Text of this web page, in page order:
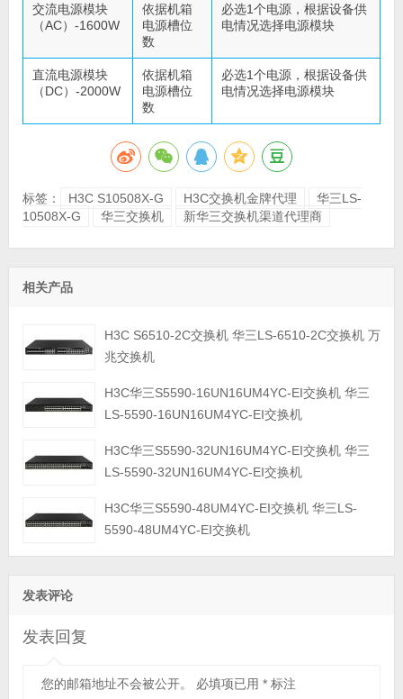
交流电源模块
（AC）-1600W
依据机箱
电源槽位
数
必选1个电源，根据设备供
电情况选择电源模块
直流电源模块
（DC）-2000W
依据机箱
电源槽位
数
必选1个电源，根据设备供
电情况选择电源模块
标签： H3C S10508X-G H3C交换机金牌代理
华三LS-
10508X-G
华三交换机 新华三交换机渠道代理商
相关产品
H3C S6510-2C交换机 华三LS-6510-2C交换机 万
兆交换机
H3C华三S5590-16UN16UM4YC-EI交换机 华三
LS-5590-16UN16UM4YC-EI交换机
H3C华三S5590-32UN16UM4YC-EI交换机 华三
LS-5590-32UN16UM4YC-EI交换机
H3C华三S5590-48UM4YC-EI交换机 华三LS-
5590-48UM4YC-EI交换机
发表评论
发表回复
您的邮箱地址不会被公开。 必填项已用 *标注